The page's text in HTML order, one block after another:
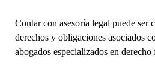
Contar con asesoría legal puede ser
derechos y obligaciones asociados
abogados especializados en